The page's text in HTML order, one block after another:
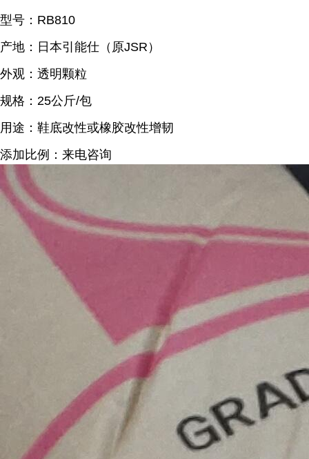
型号：RB810
产地：日本引能仕（原JSR）
外观：透明颗粒
规格：25公斤/包
用途：鞋底改性或橡胶改性增韧
添加比例：来电咨询